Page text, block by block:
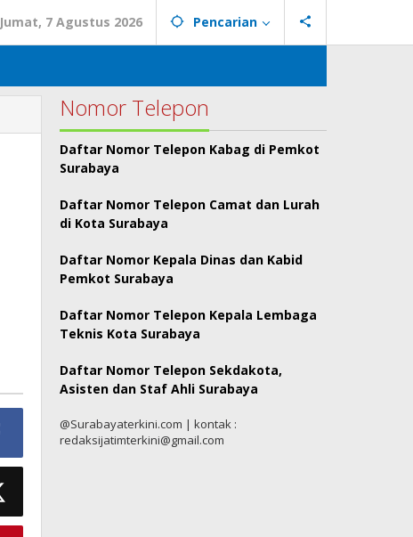
Jumat, 7 Agustus 2026 Pencarian
Nomor Telepon
Daftar Nomor Telepon Kabag di Pemkot
Surabaya
Daftar Nomor Telepon Camat dan Lurah
di Kota Surabaya
Daftar Nomor Kepala Dinas dan Kabid
Pemkot Surabaya
Daftar Nomor Telepon Kepala Lembaga
Teknis Kota Surabaya
Daftar Nomor Telepon Sekdakota,
Asisten dan Staf Ahli Surabaya
@Surabayaterkini.com | kontak :
redaksijatimterkini@gmail.com